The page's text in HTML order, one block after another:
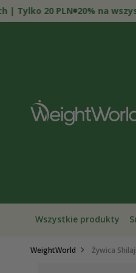
do
treści
20 PLN 20% na wszystko
Wszystkie produkty
WeightWorld Żywica
aby